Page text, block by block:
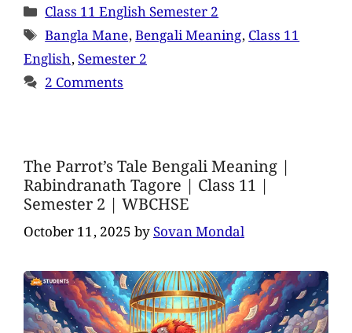
Class 11 English Semester 2
Bangla Mane,Bengali Meaning,Class 11
English,Semester 2
2 Comments
The Parrot’s Tale Bengali Meaning |
Rabindranath Tagore | Class 11 |
Semester 2 | WBCHSE
October 11, 2025bySovan Mondal